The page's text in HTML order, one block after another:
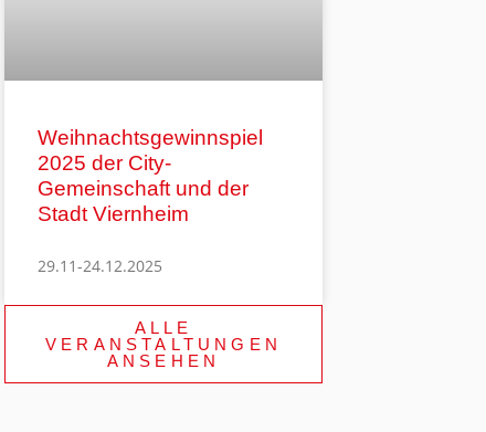
Weihnachtsgewinnspiel
2025 der City-
Gemeinschaft und der
Stadt Viernheim
29.11-24.12.2025
ALLE
VERANSTALTUNGEN
ANSEHEN